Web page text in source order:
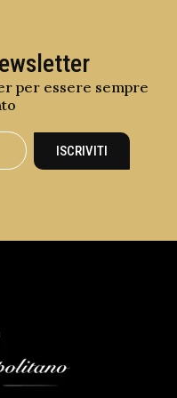
per essere sempre
ISCRIVITI